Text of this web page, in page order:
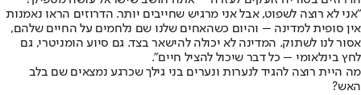
"אני לא רוצה לשפוט, אבל אני מרגיש שחייבים יותר. הדרוזים הראו נאמנות
אין סופית למדינה – והיום כשהאחים שלנו שם נלחמים על החיים שלהם,
אסור לנו לשתוק. המדינה לא יכולה להישאר בצד. גם סיוע הומניטרי, גם
לחץ בינלאומי – כל דבר שיכול להציל חיים".
מה היית רוצה להגיד לנערות ונערים בני גילך שכרגע נמצאים שם בלב
האש?